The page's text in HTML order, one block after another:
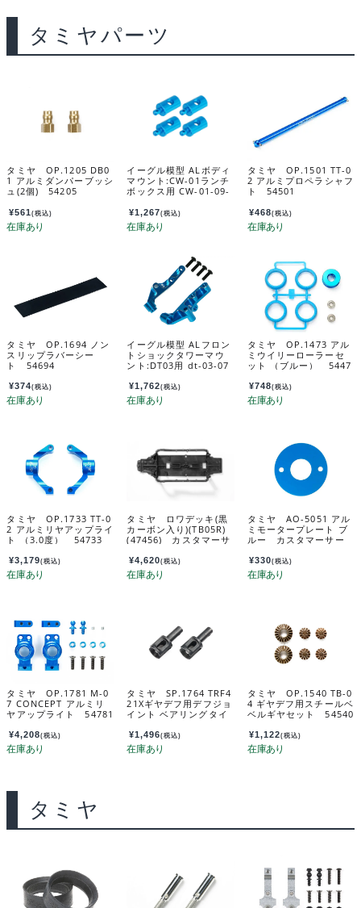
タミヤパーツ
タミヤ OP.1205 DB0
1 アルミダンパーブッシ
ュ(2個) 54205
¥561(税込)
イーグル模型 ALボディ
マウント:CW-01ランチ
ボックス用 CW-01-09-
¥1,267(税込)
タミヤ OP.1501 TT-0
2 アルミプロペラシャフ
ト 54501
¥468(税込)
タミヤ OP.1694 ノン
スリップラバーシー
ト 54694
¥374(税込)
イーグル模型 ALフロン
トショックタワーマウ
ント:DT03用 dt-03-07
¥1,762(税込)
タミヤ OP.1473 アル
ミウイリーローラーセ
ット （ブルー） 5447
¥748(税込)
タミヤ OP.1733 TT-0
2 アルミリヤアップライ
ト （3.0度） 54733
¥3,179(税込)
タミヤ ロワデッキ(黒
カーボン入り)(TB05R)
(47456) カスタマーサ
16-000
¥4,620(税込)
タミヤ AO-5051 アル
ミモータープレート ブ
ルー カスタマーサー
¥330(税込)
タミヤ OP.1781 M-0
7 CONCEPT アルミリ
ヤアップライト 54781
¥4,208(税込)
タミヤ SP.1764 TRF4
21Xギヤデフ用デフジョ
イント ベアリングタイ
¥1,496(税込)
タミヤ OP.1540 TB-0
4 ギヤデフ用スチールベ
ベルギヤセット 54540
¥1,122(税込)
タミヤ